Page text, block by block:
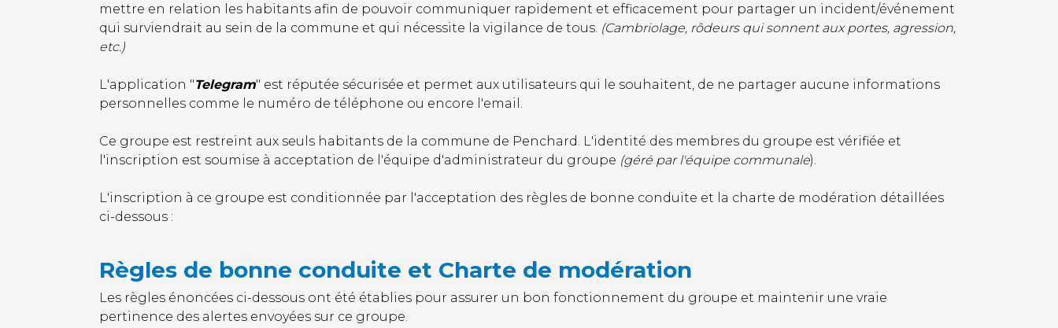
mettre en relation les habitants afin de pouvoir communiquer rapidement et efficacement pour partager un incident/événement
qui surviendrait au sein de la commune et qui nécessite la vigilance de tous. (Cambriolage, rôdeurs qui sonnent aux portes, agression,
etc.)
L'application "Telegram" est réputée sécurisée et permet aux utilisateurs qui le souhaitent, de ne partager aucune informations
personnelles comme le numéro de téléphone ou encore l'email.
Ce groupe est restreint aux seuls habitants de la commune de Penchard. L'identité des membres du groupe est vérifiée et
l'inscription est soumise à acceptation de l'équipe d'administrateur du groupe (géré par l'équipe communale).
L'inscription à ce groupe est conditionnée par l'acceptation des règles de bonne conduite et la charte de modération détaillées
ci-dessous :
Règles de bonne conduite et Charte de modération
Les règles énoncées ci-dessous ont été établies pour assurer un bon fonctionnement du groupe et maintenir une vraie
pertinence des alertes envoyées sur ce groupe.